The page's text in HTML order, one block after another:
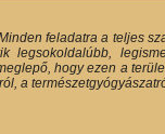
feladatra a teljes
legsokoldalúbb,
hogy ezen a
a